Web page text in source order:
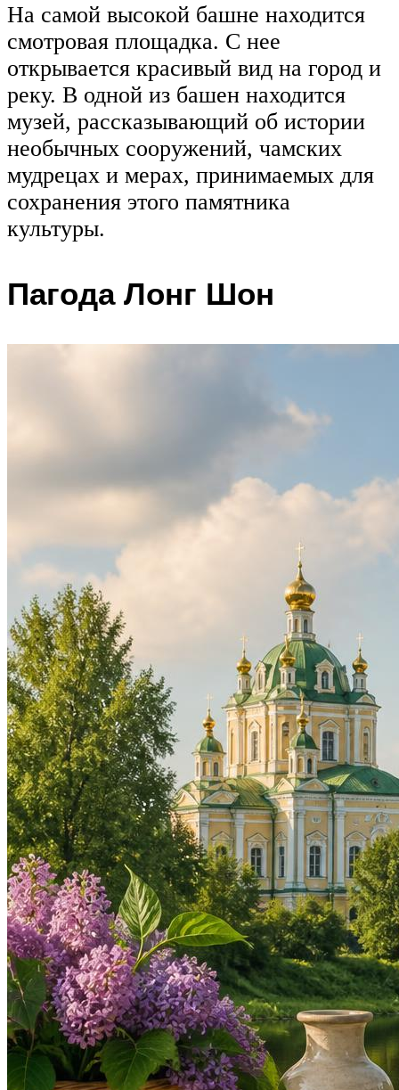
На самой высокой башне находится
смотровая площадка. С нее
открывается красивый вид на город и
реку. В одной из башен находится
музей, рассказывающий об истории
необычных сооружений, чамских
мудрецах и мерах, принимаемых для
сохранения этого памятника
культуры.
Пагода Лонг Шон